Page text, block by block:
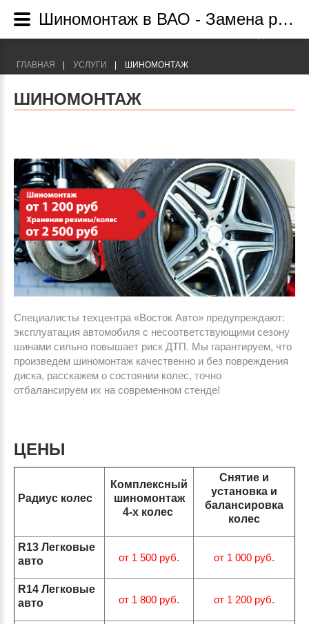
+7(495) 755-89-09
ГЛАВНАЯ УСЛУГИ ШИНОМОНТАЖ
ШИНОМОНТАЖ
Специалисты техцентра «Восток Авто» предупреждают:
эксплуатация автомобиля с несоответствующими сезону
шинами сильно повышает риск ДТП. Мы гарантируем, что
произведем шиномонтаж качественно и без повреждения
диска, расскажем о состоянии колес, точно
отбалансируем их на современном стенде!
ЦЕНЫ
Радиус колес
Комплексный
шиномонтаж
4-х колес
Снятие и
установка и
балансировка
колес
R13 Легковые
авто
от 1 500 руб. от 1 000 руб.
R14 Легковые
авто
от 1 800 руб. от 1 200 руб.
Шиномонтаж в ВАО - Замена резины в автосервисе "Восток Авто" на Щелковской.